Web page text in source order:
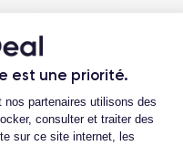
est une priorité.
partenaires utilisons des
consulter et traiter des
sur ce site internet, les